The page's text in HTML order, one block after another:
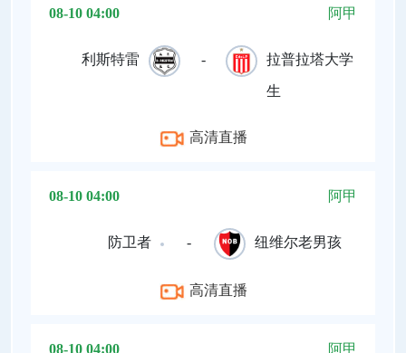
08-10 04:00 阿甲
利斯特雷 - 拉普拉塔大学
生
高清直播
08-10 04:00 阿甲
防卫者 - 纽维尔老男孩
高清直播
08-10 04:00 阿甲